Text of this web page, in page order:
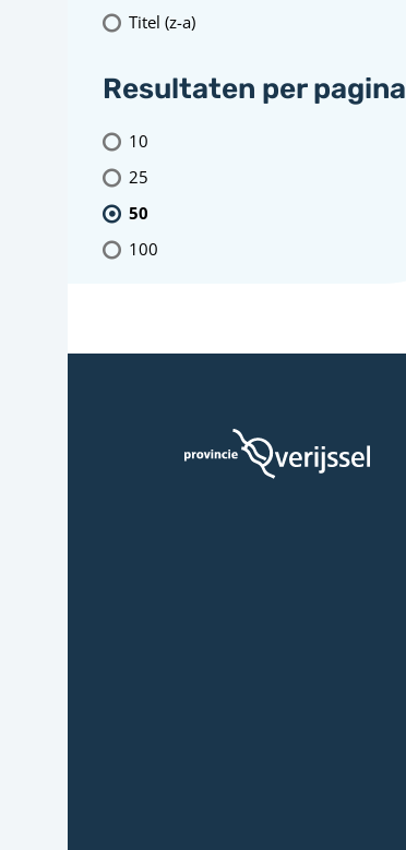
Titel (z-a)
Resultaten per pagina
10
25
50
100